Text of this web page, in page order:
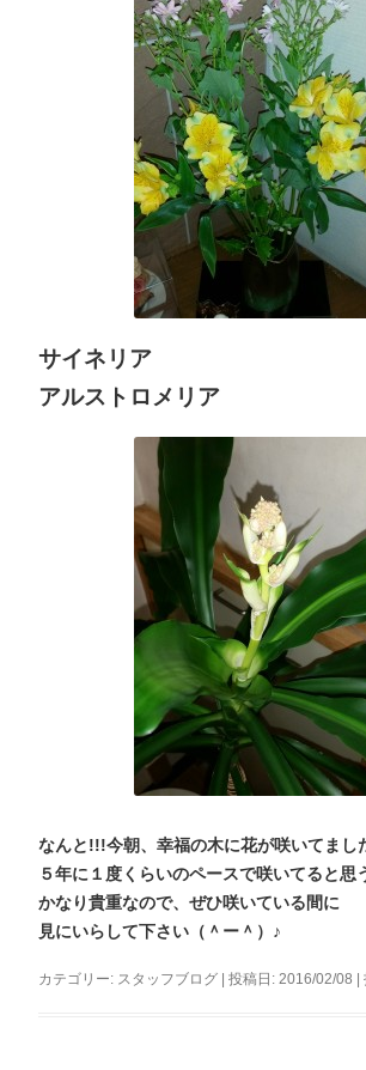
サイネリア
アルストロメリア
なんと!!!今朝、幸福の木に花が咲いてまし
５年に１度くらいのペースで咲いてると思
かなり貴重なので、ぜひ咲いている間に
見にいらして下さい（＾ー＾）♪
カテゴリー: スタッフブログ | 投稿日:2016/02/08 |